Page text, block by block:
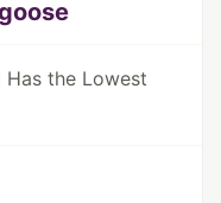
Has the Lowest